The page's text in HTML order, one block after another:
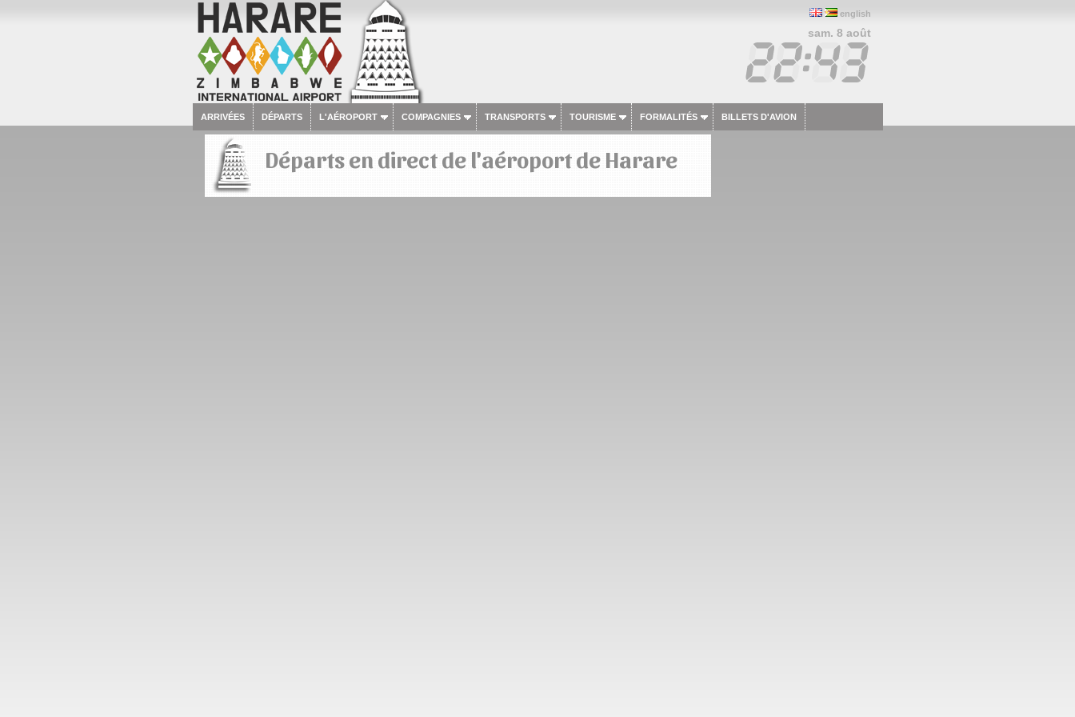
english
sam. 8 août
ARRIVÉES DÉPARTS L'AÉROPORT COMPAGNIES TRANSPORTS TOURISME FORMALITÉS BILLETS D'AVION
Départs en direct de l'aéroport de Harare